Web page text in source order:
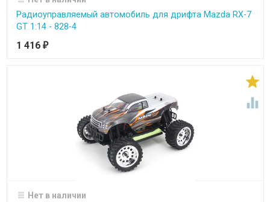
Радиоуправляемый автомобиль для дрифта Mazda RX-7
GT 1:14 - 828-4
1 416 ₽


Нет в наличии